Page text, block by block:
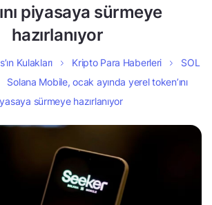
piyasaya sürmeye
hazırlanıyor
Kulakları Kripto Para Haberleri
SOL
Solana Mobile, ocak ayında yerel token’ını
sürmeye hazırlanıyor